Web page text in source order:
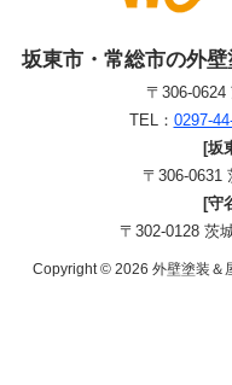
坂東市・常総市の外
〒306-0624
TEL： 0297-
[坂
〒306-0631
[守
〒302-0128 茨
Copyright © 2026 外壁塗装＆